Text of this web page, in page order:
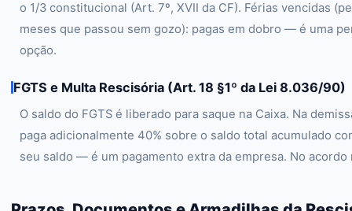
o 1/3 constitucional (Art. 7º, XVII da CF). Férias vencidas
meses que passou sem gozo): pagas em dobro — é uma
opção.
FGTS e Multa Rescisória (Art. 18 §1º da Lei 8.036/90)
O saldo do FGTS é liberado para saque na Caixa. Na
paga adicionalmente 40% sobre o saldo total acumulado
seu saldo — é um pagamento extra da empresa. No acordo